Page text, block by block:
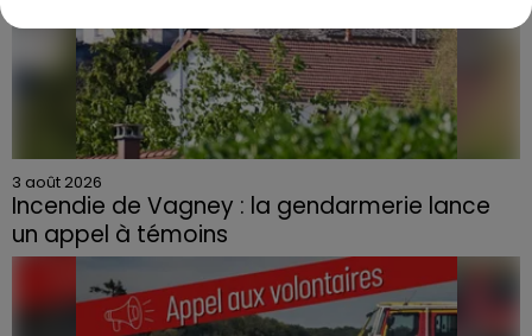
3 août 2026
Incendie de Vagney : la gendarmerie lance
un appel à témoins
Le feu, parti d'une haie avant de se propager au
quartier résidentiel, avait détruit deux habitations et
contraint à l'évacuation d'une centaine de personnes.